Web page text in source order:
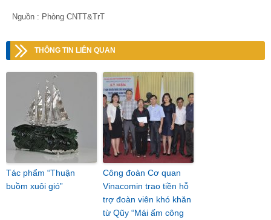
Nguồn : Phòng CNTT&TrT
THÔNG TIN LIÊN QUAN
Tác phẩm “Thuận
buồm xuôi gió”
Công đoàn Cơ quan
Vinacomin trao tiền hỗ
trợ đoàn viên khó khăn
từ Qũy “Mái ấm công